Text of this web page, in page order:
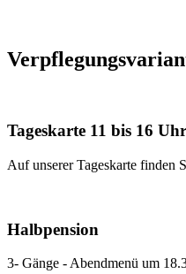
Tageskarte 11 bis 16 Uhr
Auf unserer Tageskarte finden
Halbpension
3- Gänge - Abendmenü um